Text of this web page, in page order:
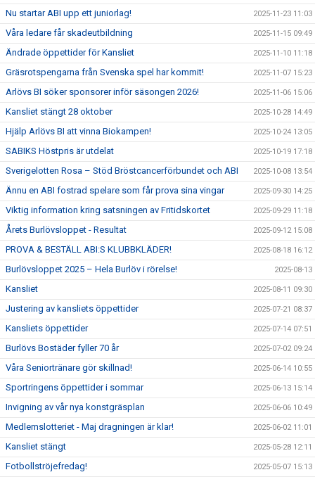
Nu startar ABI upp ett juniorlag! 2025-11-23 11:03
Våra ledare får skadeutbildning 2025-11-15 09:49
Ändrade öppettider för Kansliet 2025-11-10 11:18
Gräsrotspengarna från Svenska spel har kommit! 2025-11-07 15:23
Arlövs BI söker sponsorer inför säsongen 2026! 2025-11-06 15:06
Kansliet stängt 28 oktober 2025-10-28 14:49
Hjälp Arlövs BI att vinna Biokampen! 2025-10-24 13:05
SABIKS Höstpris är utdelat 2025-10-19 17:18
Sverigelotten Rosa – Stöd Bröstcancerförbundet och ABI 2025-10-08 13:54
Ännu en ABI fostrad spelare som får prova sina vingar 2025-09-30 14:25
Viktig information kring satsningen av Fritidskortet 2025-09-29 11:18
Årets Burlövsloppet - Resultat 2025-09-12 15:08
PROVA & BESTÄLL ABI:S KLUBBKLÄDER! 2025-08-18 16:12
Burlövsloppet 2025 – Hela Burlöv i rörelse! 2025-08-13
Kansliet 2025-08-11 09:30
Justering av kansliets öppettider 2025-07-21 08:37
Kansliets öppettider 2025-07-14 07:51
Burlövs Bostäder fyller 70 år 2025-07-02 09:24
Våra Seniortränare gör skillnad! 2025-06-14 10:55
Sportringens öppettider i sommar 2025-06-13 15:14
Invigning av vår nya konstgräsplan 2025-06-06 10:49
Medlemslotteriet - Maj dragningen är klar! 2025-06-02 11:01
Kansliet stängt 2025-05-28 12:11
Fotbollströjefredag! 2025-05-07 15:13